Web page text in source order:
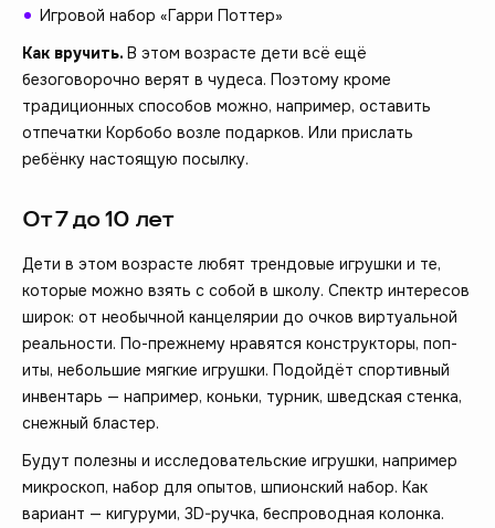
Игровой набор «Гарри Поттер»
Как вручить. В этом возрасте дети всё ещё
безоговорочно верят в чудеса. Поэтому кроме
традиционных способов можно, например, оставить
отпечатки Корбобо возле подарков. Или прислать
ребёнку настоящую посылку.
От 7 до 10 лет
Дети в этом возрасте любят трендовые игрушки и те,
которые можно взять с собой в школу. Спектр интересов
широк: от необычной канцелярии до очков виртуальной
реальности. По-прежнему нравятся конструкторы, поп-
иты, небольшие мягкие игрушки. Подойдёт спортивный
инвентарь — например, коньки, турник, шведская стенка,
снежный бластер.
Будут полезны и исследовательские игрушки, например
микроскоп, набор для опытов, шпионский набор. Как
вариант — кигуруми, 3D-ручка, беспроводная колонка.